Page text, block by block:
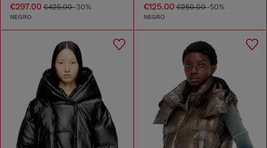
€297.00 €425.00-30%
NEGRO
€125.00€250.00-50%
NEGRO